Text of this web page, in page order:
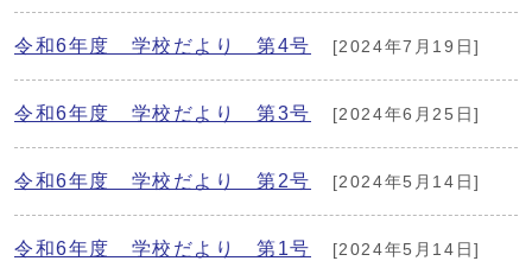
令和6年度 学校だより 第4号 [2024年7月19日]
令和6年度 学校だより 第3号 [2024年6月25日]
令和6年度 学校だより 第2号 [2024年5月14日]
令和6年度 学校だより 第1号 [2024年5月14日]